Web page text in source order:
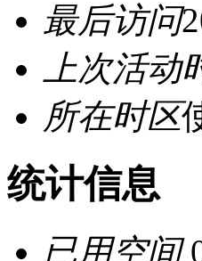
最后访问
上次活动
所在时区
统计信息
已用空间